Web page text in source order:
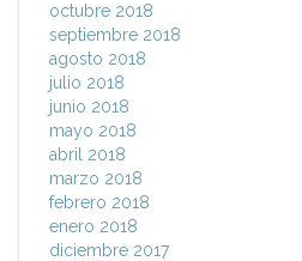
octubre 2018
septiembre 2018
agosto 2018
julio 2018
junio 2018
mayo 2018
abril 2018
marzo 2018
febrero 2018
enero 2018
diciembre 2017